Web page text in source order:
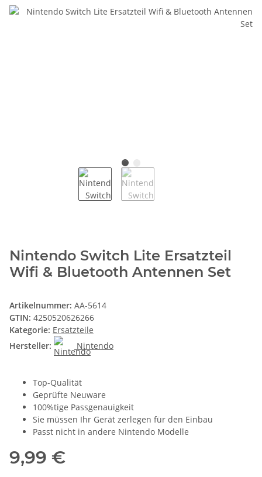
Nintendo Switch Lite Ersatzteil
Wifi & Bluetooth Antennen Set
Artikelnummer: AA-5614
GTIN: 4250520626266
Kategorie: Ersatzteile
Hersteller:
Nintendo
Top-Qualität
Geprüfte Neuware
100%tige Passgenauigkeit
Sie müssen Ihr Gerät zerlegen für den Einbau
Passt nicht in andere Nintendo Modelle
9,99 €